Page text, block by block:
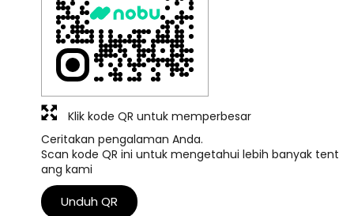
Ceritakan pengalaman Anda.
Scan kode QR ini untuk mengetahui lebih banyak tent
ang kami
Unduh QR
Klik kode QR untuk memperbesar